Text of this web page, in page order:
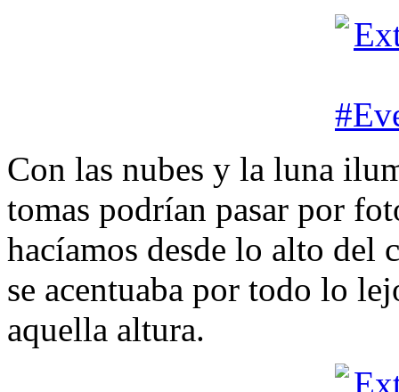
Con las nubes y la luna
tomas podrían pasar por
hacíamos desde lo alto del
se acentuaba por todo lo
aquella altura.